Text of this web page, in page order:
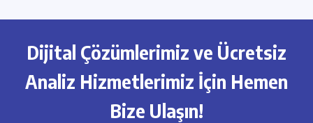
Dijital Çözümlerimiz ve Ücretsiz
Analiz Hizmetlerimiz İçin Hemen
Bize Ulaşın!